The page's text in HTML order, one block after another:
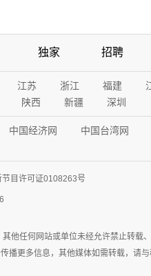
独家 招聘
江苏 浙江 福建
陕西 新疆 深圳
中国经济网 中国台湾网
目许可证0108263号
他任何网站或单位未经允许禁止转载
播更多信息，其他媒体如需转载，请